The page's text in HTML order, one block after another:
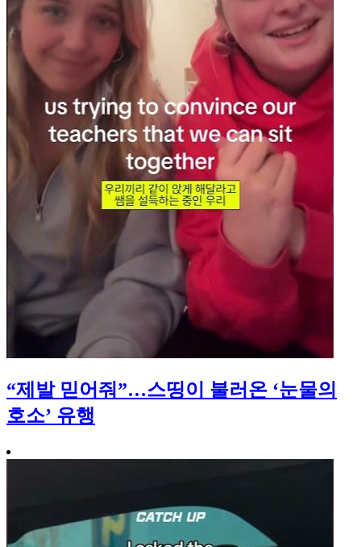
“제발 믿어줘”…스띵이 불러온 ‘눈물의
호소’ 유행